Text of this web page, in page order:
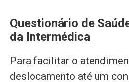
Questionário de
da Intermédica
Para facilitar o
deslocamento até um